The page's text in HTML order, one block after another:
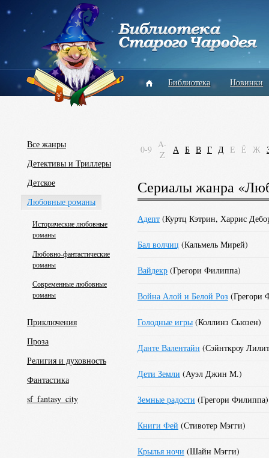
Библиотека Новинки
Все жанры
Детективы и Триллеры
Детское
Любовные романы
Исторические любовные
романы
Любовно-фантастические
романы
Современные любовные
романы
Приключения
Проза
Религия и духовность
Фантастика
sf_fantasy_city
0-9 A-
Z
А Б В Г Д Е Ё Ж
Сериалы жанра
Адепт(Куртц Кэтрин, Харрис
Бал волчиц (Кальмель Мирей)
Вайдекр(Грегори Филиппа)
Война Алой и Белой Роз (Грегори
Голодные игры(Коллинз Сьюзен)
Данте Валентайн (Сэйнткроу Лилит
Дети Земли (Ауэл Джин М.)
Земные радости (Грегори Филиппа)
Книги Фей (Стивотер Мэгги)
Крылья ночи (Шайн Мэгги)